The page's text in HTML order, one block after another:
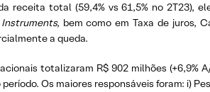
receita total (59,4% vs 61,5% no 2T23),
bem como em Taxa de juros,
a queda.
totalizaram R$ 902 milhões (+6,9%
Os maiores responsáveis foram: i)